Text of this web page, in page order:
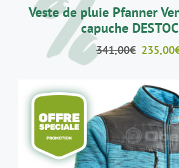
Veste de pluie Pfanner
capuche
341,00€ Le
était :
341,00€.
235,00